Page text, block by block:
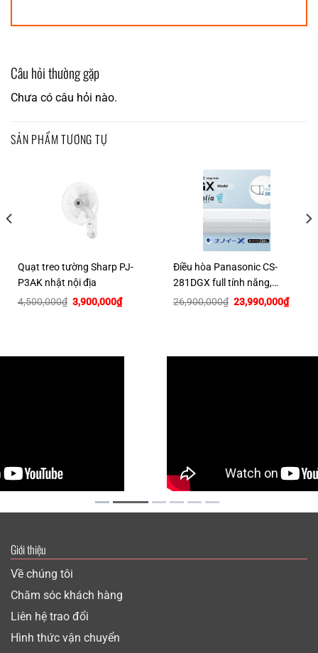
Câu hỏi thường gặp
Chưa có câu hỏi nào.
SẢN PHẨM TƯƠNG TỰ
Quạt treo tường Sharp PJ-
P3AK nhật nội địa
4,500,000₫ Giá
gốc
3,900,000₫Giá
hiện
Điều hòa Panasonic CS-
281DGX full tính năng,
12000btu~20m2
26,900,000₫ Giá
gốc
23,990,000₫Giá
hiện
Giới thiệu
Về chúng tôi
Chăm sóc khách hàng
Liên hệ trao đổi
Hình thức vận chuyển